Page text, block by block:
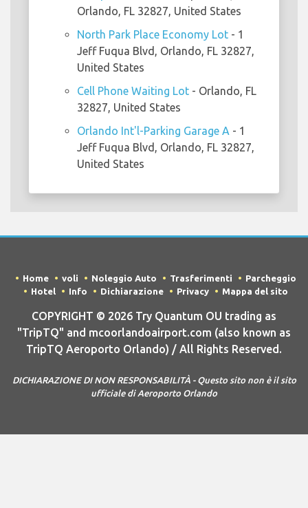
Orlando, FL 32827, United States
North Park Place Economy Lot - 1
Jeff Fuqua Blvd, Orlando, FL 32827,
United States
Cell Phone Waiting Lot - Orlando, FL
32827, United States
Orlando Int'l-Parking Garage A - 1
Jeff Fuqua Blvd, Orlando, FL 32827,
United States
Home voli Noleggio Auto Trasferimenti
Parcheggio
Hotel
Info Dichiarazione Privacy Mappa del sito
COPYRIGHT © 2026 Try Quantum OU trading as
"TripTQ" and mcoorlandoairport.com (also known as
TripTQ Aeroporto Orlando) / All Rights Reserved.
DICHIARAZIONE DI NON RESPONSABILITÀ - Questo sito non è il sito
ufficiale di Aeroporto Orlando